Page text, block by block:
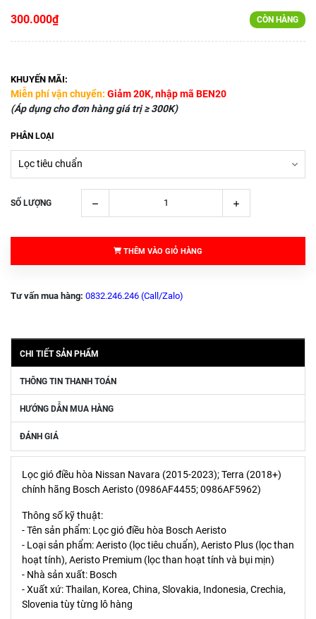
300.000₫ CÒN HÀNG
KHUYẾN MÃI:
Miễn phí vận chuyển: Giảm 20K, nhập mã BEN20
(Áp dụng cho đơn hàng giá trị ≥ 300K)
PHÂN LOẠI
SỐ LƯỢNG
THÊM VÀO GIỎ HÀNG
Tư vấn mua hàng: 0832.246.246 (Call/Zalo)
CHI TIẾT SẢN PHẨM
THÔNG TIN THANH TOÁN
HƯỚNG DẪN MUA HÀNG
ĐÁNH GIÁ
Lọc gió điều hòa Nissan Navara (2015-2023); Terra (2018+)
chính hãng Bosch Aeristo (0986AF4455; 0986AF5962)
Thông số kỹ thuật:
- Tên sản phẩm: Lọc gió điều hòa Bosch Aeristo
- Loại sản phẩm: Aeristo (lọc tiêu chuẩn), Aeristo Plus (lọc than
hoạt tính), Aeristo Premium (lọc than hoạt tính và bụi mịn)
- Nhà sản xuất: Bosch
- Xuất xứ: Thailan, Korea, China, Slovakia, Indonesia, Crechia,
Slovenia tùy từng lô hàng